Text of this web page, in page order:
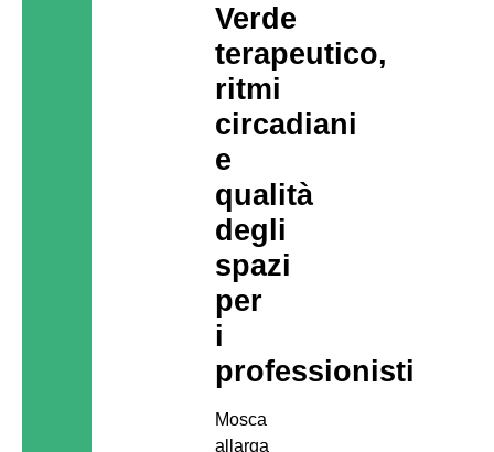
Verde
terapeutico,
ritmi
circadiani
e
qualità
degli
spazi
per
i
professionisti
Mosca
allarga